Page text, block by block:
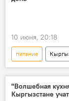
10 июня, 20:18
питание
дети
Садыр Жапаров
"Волшебная
Кыргызстане